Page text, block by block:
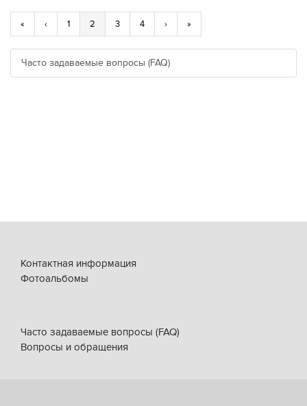
« ‹ 1 2 3 4 › »
Часто задаваемые вопросы (FAQ)
Контактная информация
Фотоальбомы
Часто задаваемые вопросы (FAQ)
Вопросы и обращения